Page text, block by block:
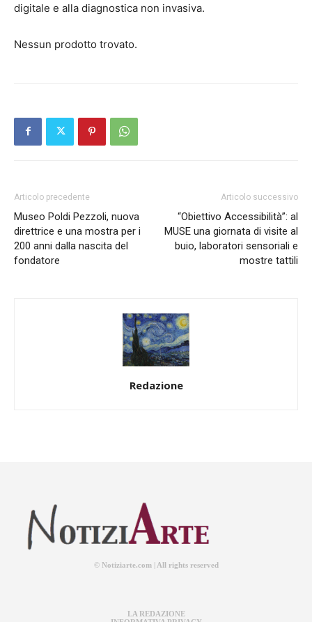
digitale e alla diagnostica non invasiva.
Nessun prodotto trovato.
Articolo precedente
Museo Poldi Pezzoli, nuova
direttrice e una mostra per i
200 anni dalla nascita del
fondatore
Articolo successivo
“Obiettivo Accessibilità”: al
MUSE una giornata di visite al
buio, laboratori sensoriali e
mostre tattili
Redazione
© Notiziarte.com | All rights reserved
LA REDAZIONE